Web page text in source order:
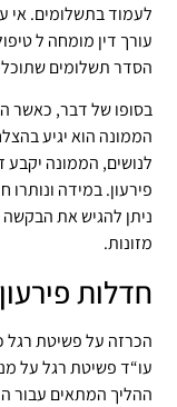
לעמוד בתשלומים. אי
עורך דין מומחה ל
הסדר תשלומים
בסופו של דבר, כאשר
הממונה הוא יגיע
לנושים, הממונה
פירעון. במידה ונותרו
ניתן להגיש את
מזונות.
חדלות
הכרזה על פשיטת רגל
עו“ד פשיטת רגל על
ההליך המתאים עבור